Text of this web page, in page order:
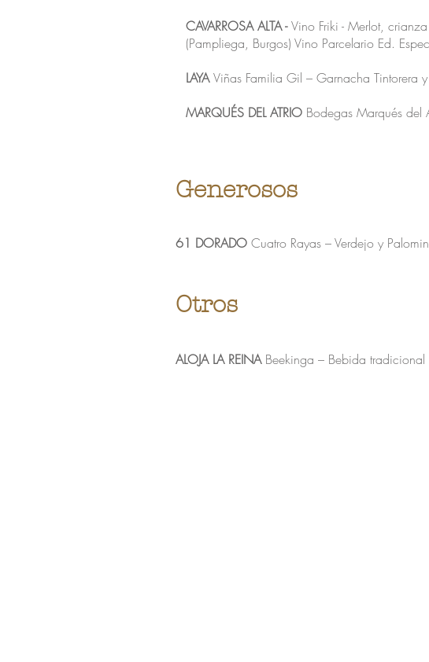
CAVARROSA ALTA -Vino Friki - Merlot,
(Pampliega, Burgos) Vino Parcelario Ed.
​​LAYAViñas Familia Gil – Garnacha Tintorera
MARQUÉS DEL ATRIO Bodegas Marqués del
Generosos
61 DORADO Cuatro Rayas – Verdejo y
Otros
ALOJA LA REINA Beekinga – Bebida